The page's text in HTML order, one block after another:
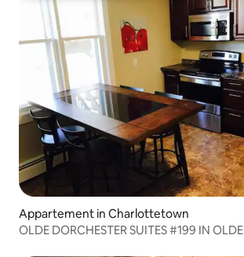
Appartement in Charlottetown
OLDE DORCHESTER SUITES #199 IN OLDE